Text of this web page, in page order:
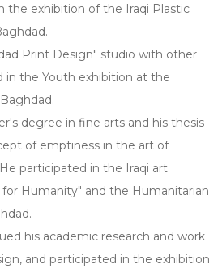
the exhibition of the Iraqi Plastic
Print Design" studio with other
in the Youth exhibition at the
degree in fine arts and his thesis
of emptiness in the art of
participated in the Iraqi art
Humanity" and the Humanitarian
his academic research and work
and participated in the exhibition